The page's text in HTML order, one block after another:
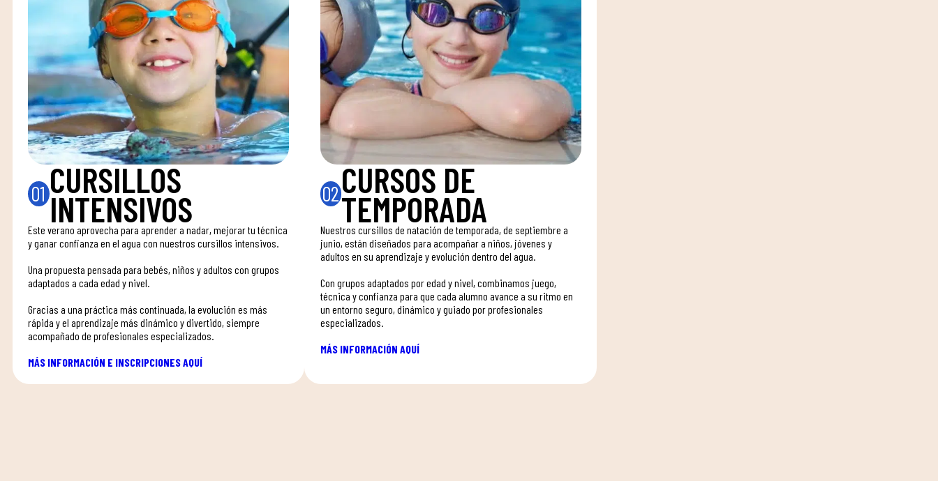
01 CURSILLOS
INTENSIVOS
Este verano aprovecha para aprender a nadar, mejorar tu técnica
y ganar confianza en el agua con nuestros cursillos intensivos.
Una propuesta pensada para bebés, niños y adultos con grupos
adaptados a cada edad y nivel.
Gracias a una práctica más continuada, la evolución es más
rápida y el aprendizaje más dinámico y divertido, siempre
acompañado de profesionales especializados.
MÁS INFORMACIÓN E INSCRIPCIONES AQUÍ
02CURSOS DE
TEMPORADA
Nuestros cursillos de natación de temporada, de septiembre a
junio, están diseñados para acompañar a niños, jóvenes y
adultos en su aprendizaje y evolución dentro del agua.
Con grupos adaptados por edad y nivel, combinamos juego,
técnica y confianza para que cada alumno avance a su ritmo en
un entorno seguro, dinámico y guiado por profesionales
especializados.
MÁS INFORMACIÓN AQUÍ